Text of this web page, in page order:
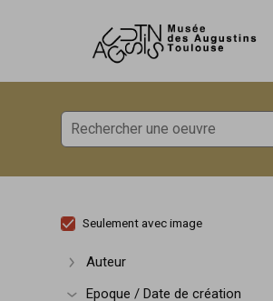
Accèder directement au contenu
Accèder directement au contenu
Seulement avec image
Afficher plus
Auteur
Epoque / Date de création